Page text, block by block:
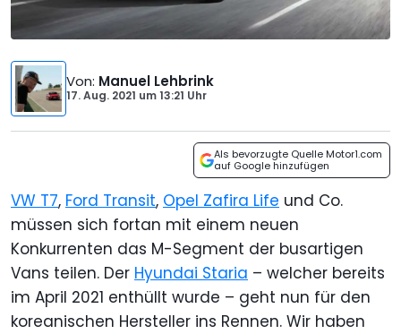
Von: Manuel Lehbrink
17. Aug. 2021 um13:21 Uhr
Als bevorzugte Quelle Motor1.com
auf Google hinzufügen
VW T7, Ford Transit, Opel Zafira Life und Co.
müssen sich fortan mit einem neuen
Konkurrenten das M-Segment der busartigen
Vans teilen. Der Hyundai Staria – welcher bereits
im April 2021 enthüllt wurde – geht nun für den
koreanischen Hersteller ins Rennen. Wir haben